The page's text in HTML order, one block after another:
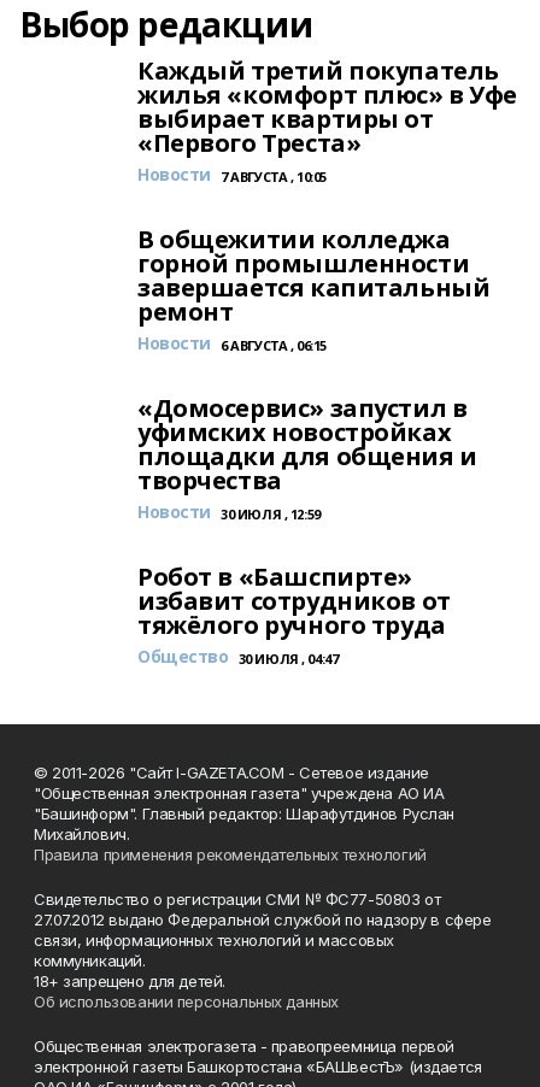
Выбор редакции
Каждый третий покупатель
жилья «комфорт плюс» в Уфе
выбирает квартиры от
«Первого Треста»
Новости 7 АВГУСТА , 10:05
В общежитии колледжа
горной промышленности
завершается капитальный
ремонт
Новости 6 АВГУСТА , 06:15
«Домосервис» запустил в
уфимских новостройках
площадки для общения и
творчества
Новости 30 ИЮЛЯ , 12:59
Робот в «Башспирте»
избавит сотрудников от
тяжёлого ручного труда
Общество 30 ИЮЛЯ , 04:47
© 2011-2026 "Сайт I-GAZETA.COM - Сетевое издание
"Общественная электронная газета" учреждена АО ИА
"Башинформ". Главный редактор: Шарафутдинов Руслан
Михайлович.
Правила применения рекомендательных технологий
Свидетельство о регистрации СМИ № ФС77-50803 от
27.07.2012 выдано Федеральной службой по надзору в сфере
связи, информационных технологий и массовых
коммуникаций.
18+ запрещено для детей.
Об использовании персональных данных
Общественная электрогазета - правопреемница первой
электронной газеты Башкортостана «БАШвестЪ» (издается